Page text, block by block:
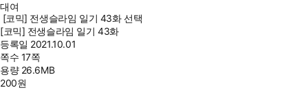
대여
[코믹] 전생슬라임 일기 43화 선택
[코믹] 전생슬라임 일기 43화
등록일 2021.10.01
쪽수 17쪽
용량 26.6MB
200원